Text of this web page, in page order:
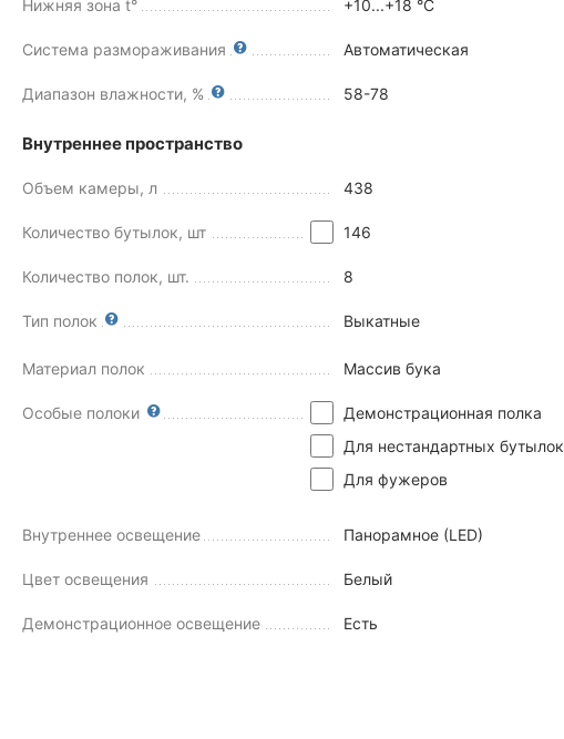
Нижняя зона t° +10...+18 °С
Система размораживания Автоматическая
Диапазон влажности, % 58-78
Внутреннее пространство
Объем камеры, л 438
Количество бутылок, шт 146
Количество полок, шт. 8
Тип полок Выкатные
Материал полок Массив бука
Особые полоки
Демонстрационная полка
Для нестандартных бутылок
Для фужеров
Внутреннее освещение Панорамное (LED)
Цвет освещения Белый
Демонстрационное освещение Есть